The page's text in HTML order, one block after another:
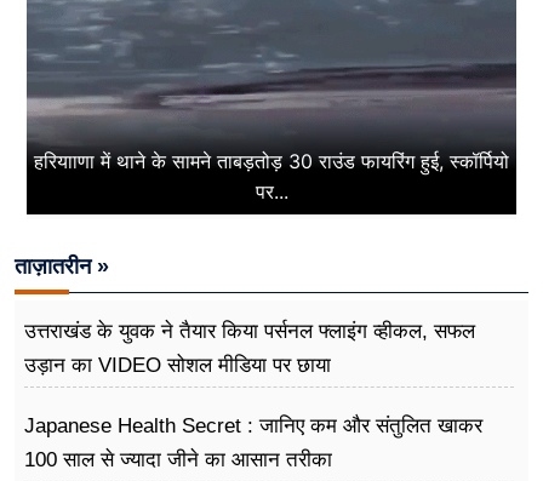
हरियााणा में थाने के सामने ताबड़तोड़ 30 राउंड फायरिंग हुई, स्कॉर्पियो
पर...
ताज़ातरीन »
उत्तराखंड के युवक ने तैयार किया पर्सनल फ्लाइंग व्हीकल, सफल
उड़ान का VIDEO सोशल मीडिया पर छाया
Japanese Health Secret : जानिए कम और संतुलित खाकर
100 साल से ज्यादा जीने का आसान तरीका